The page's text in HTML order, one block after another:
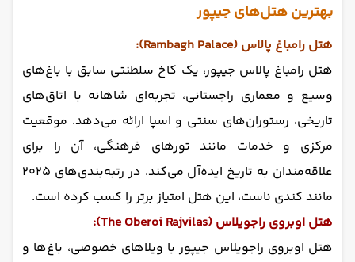
بهترین هتل‌های جیپور
هتل رامباغ پالاس (Rambagh Palace):
هتل رامباغ پالاس جیپور، یک کاخ سلطنتی سابق با باغ‌های
وسیع و معماری راجستانی، تجربه‌ای شاهانه با اتاق‌های
تاریخی، رستوران‌های سنتی و اسپا ارائه می‌دهد. موقعیت
مرکزی و خدمات مانند تورهای فرهنگی، آن را برای
علاقه‌مندان به تاریخ ایده‌آل می‌کند. در رتبه‌بندی‌های ۲۰۲۵
مانند کندی ناست، این هتل امتیاز برتر را کسب کرده است.
هتل اوبروی راجویلاس (The Oberoi Rajvilas):
هتل اوبروی راجویلاس جیپور با ویلاهای خصوصی، باغ‌ها و